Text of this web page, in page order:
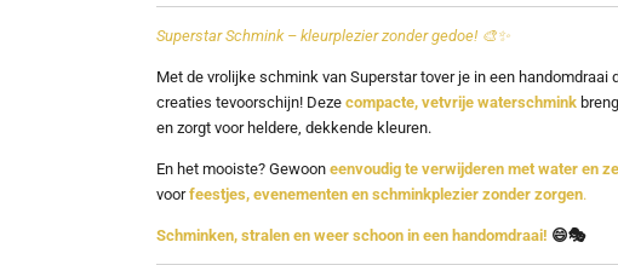
Superstar Schmink – kleurplezier zonder gedoe! 🎨✨
Met de vrolijke schmink van Superstartover je in een handomdraai
creaties tevoorschijn! Deze compacte, vetvrije waterschmink
en zorgt voor heldere, dekkende kleuren.
En het mooiste? Gewoon eenvoudig te verwijderen met water en
voorfeestjes, evenementen en schminkplezier zonder zorgen.
Schminken, stralen en weer schoon in een handomdraai! 😄🎭